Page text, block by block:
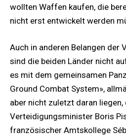
wollten Waffen kaufen, die
nicht erst entwickelt werden
Auch in anderen Belangen der
sind die beiden Länder nicht
es mit dem gemeinsamen
Ground Combat System»,
aber nicht zuletzt daran
Verteidigungsminister Boris
französischer Amtskollege